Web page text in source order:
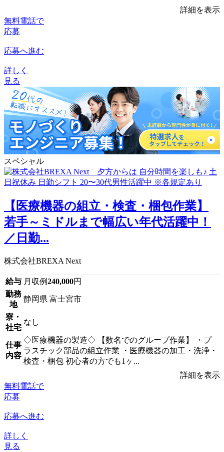
詳細を表示
無料電話で
応募
応募へ進む
詳しく
見る
スペシャル
【医療機器の組立・検査・梱包作業】
若手～ミドルまで幅広い年代活躍中！
／日勤...
株式会社BREXA Next
給与 月収例240,000円
勤務
地
静岡県 富士宮市
寮・
社宅
なし
仕事
内容
◇医療機器の製造◇ 【数名でのグループ作業】 ・プ
ラスチック部品の組立作業 ・医療機器の加工・洗浄・
検査・梱包 初心者の方でも1ヶ...
詳細を表示
無料電話で
応募
応募へ進む
詳しく
見る